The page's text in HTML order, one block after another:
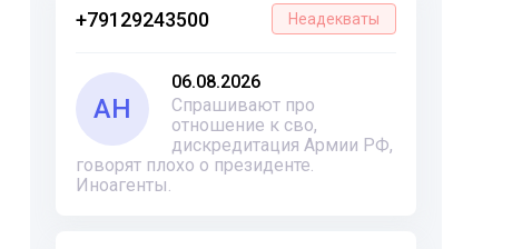
+79129243500 Неадекваты
АН
06.08.2026
Спрашивают про
отношение к сво,
дискредитация Армии РФ,
говорят плохо о президенте.
Иноагенты.